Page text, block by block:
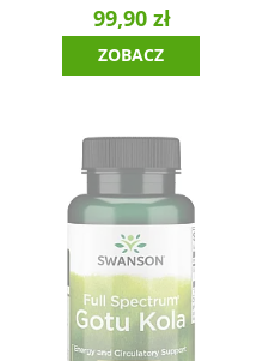
99,90 zł
ZOBACZ